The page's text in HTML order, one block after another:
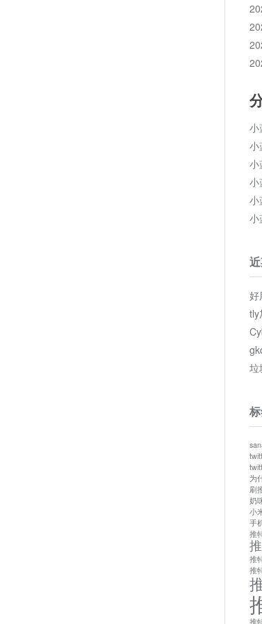
小
小
小
小
小
小
好
tly
垃
为
刷
奶
小
手
推
推
推
推